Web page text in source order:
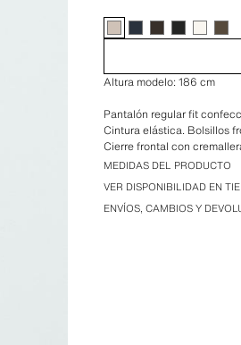
Altura modelo: 186 cm
Pantalón regular fit
Cintura elástica. Bolsillos
Cierre frontal con
MEDIDAS DEL PRODUCTO
VER DISPONIBILIDAD EN
ENVÍOS, CAMBIOS Y